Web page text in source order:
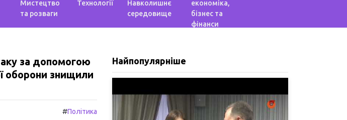
Мистецтво
та розваги
Технології
Навколишнє
середовище
економіка,
бізнес та
фінанси
за допомогою
оборони знищили
#Політика
Найпопулярніше